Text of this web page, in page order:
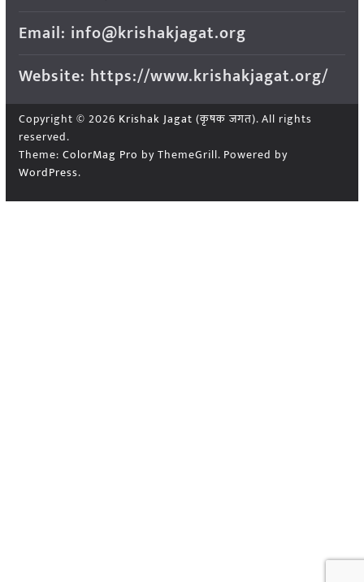
Email: info@krishakjagat.org
Website: https://www.krishakjagat.org/
Copyright © 2026 Krishak Jagat (कृषक जगत). All rights
reserved.
Theme: ColorMag Pro by ThemeGrill. Powered by
WordPress.